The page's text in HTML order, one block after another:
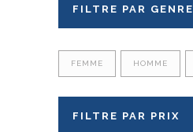
FILTRE PAR GENRE
FEMME HOMME
FILTRE PAR PRIX